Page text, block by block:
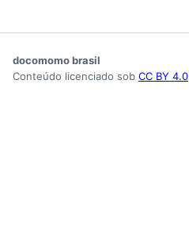
docomomo brasil
Conteúdo licenciado sob CC BY 4.0